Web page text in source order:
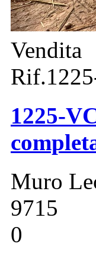
Vendita
1225-
Muro
9715
0